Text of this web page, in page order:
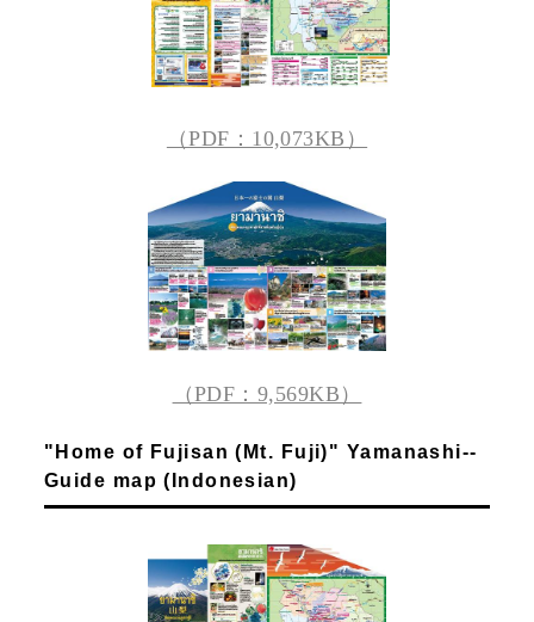
（PDF：10,073KB）
（PDF：9,569KB）
"Home of Fujisan (Mt. Fuji)" Yamanashi--
Guide map (Indonesian)